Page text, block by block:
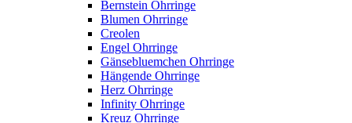
Bernstein Ohrringe
Blumen Ohrringe
Creolen
Engel Ohrringe
Gänsebluemchen Ohrringe
Hängende Ohrringe
Herz Ohrringe
Infinity Ohrringe
Kreuz Ohrringe